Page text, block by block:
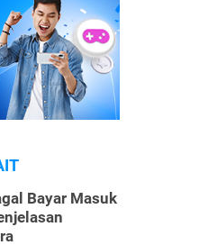
Bayar Masuk